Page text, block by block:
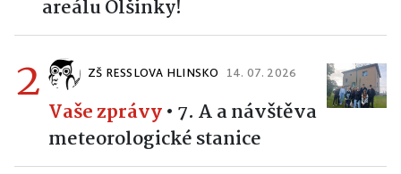
areálu Olšinky!
2 ZŠ RESSLOVA HLINSKO 14. 07. 2026
Vaše zprávy• 7. A a návštěva
meteorologické stanice